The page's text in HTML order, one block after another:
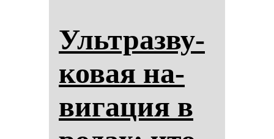
Ультраз­ву­
ко­вая на­
ви­га­ция в